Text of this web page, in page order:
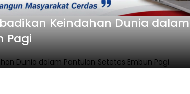
Keindahan Dunia dalam
Pagi